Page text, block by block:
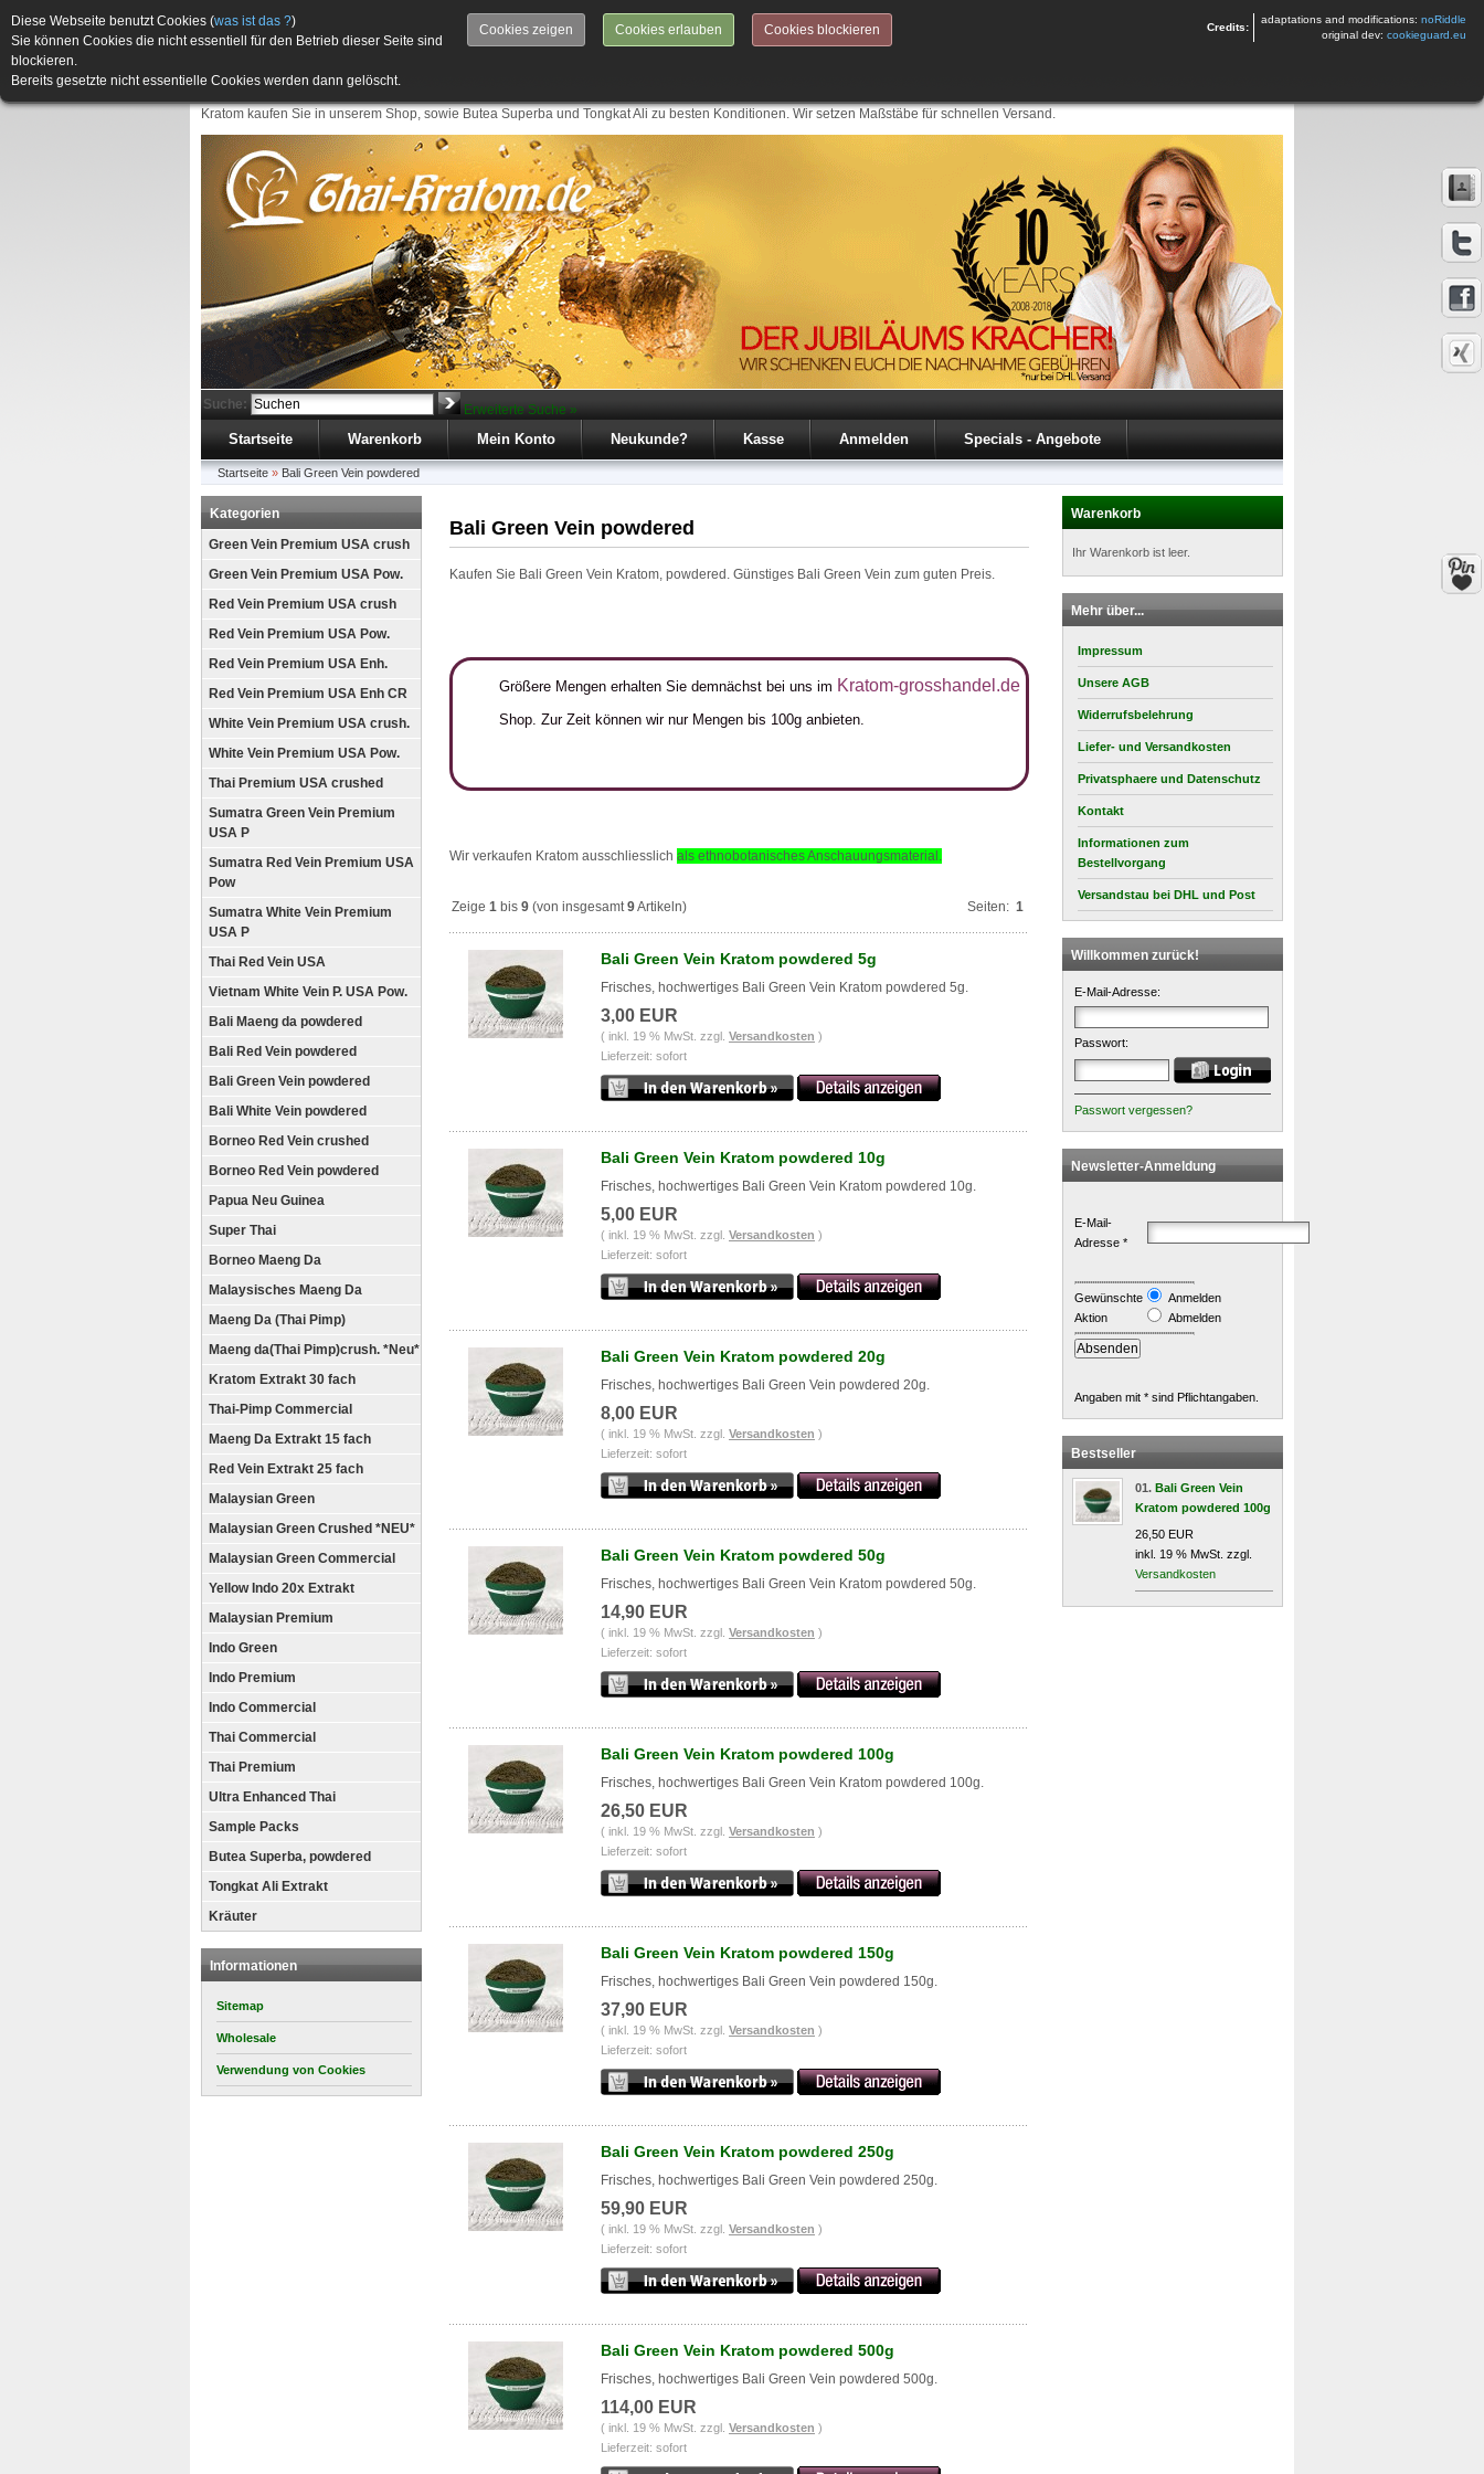
Credits:
adaptations and modifications: noRiddle
original dev: cookieguard.eu
Diese Webseite benutzt Cookies (was ist das ?)
Sie können Cookies die nicht essentiell für den Betrieb dieser Seite sind
blockieren.
Bereits gesetzte nicht essentielle Cookies werden dann gelöscht.
Cookies zeigen Cookies erlauben Cookies blockieren
Kratom kaufen Sie in unserem Shop, sowie Butea Superba und Tongkat Ali zu besten Konditionen. Wir setzen Maßstäbe für schnellen Versand.
Suche: Erweiterte Suche »
Startseite Warenkorb Mein Konto Neukunde? Kasse Anmelden Specials - Angebote
Startseite » Bali Green Vein powdered
Kategorien
Green Vein Premium USA crush
Green Vein Premium USA Pow.
Red Vein Premium USA crush
Red Vein Premium USA Pow.
Red Vein Premium USA Enh.
Red Vein Premium USA Enh CR
White Vein Premium USA crush.
White Vein Premium USA Pow.
Thai Premium USA crushed
Sumatra Green Vein Premium
USA P
Sumatra Red Vein Premium USA
Pow
Sumatra White Vein Premium
USA P
Thai Red Vein USA
Vietnam White Vein P. USA Pow.
Bali Maeng da powdered
Bali Red Vein powdered
Bali Green Vein powdered
Bali White Vein powdered
Borneo Red Vein crushed
Borneo Red Vein powdered
Papua Neu Guinea
Super Thai
Borneo Maeng Da
Malaysisches Maeng Da
Maeng Da (Thai Pimp)
Maeng da(Thai Pimp)crush. *Neu*
Kratom Extrakt 30 fach
Thai-Pimp Commercial
Maeng Da Extrakt 15 fach
Red Vein Extrakt 25 fach
Malaysian Green
Malaysian Green Crushed *NEU*
Malaysian Green Commercial
Yellow Indo 20x Extrakt
Malaysian Premium
Indo Green
Indo Premium
Indo Commercial
Thai Commercial
Thai Premium
Ultra Enhanced Thai
Sample Packs
Butea Superba, powdered
Tongkat Ali Extrakt
Kräuter
Informationen
Sitemap
Wholesale
Verwendung von Cookies
Bali Green Vein powdered
Kaufen Sie Bali Green Vein Kratom, powdered . Günstiges Bali Green Vein zum guten Preis.
Größere Mengen erhalten Sie demnächst bei uns im Kratom-grosshandel.de
Shop. Zur Zeit können wir nur Mengen bis 100g anbieten.
Wir verkaufen Kratom ausschliesslich als ethnobotanisches Anschauungsmaterial .
Zeige 1 bis 9 (von insgesamt9Artikeln) Seiten: 1
Bali Green Vein Kratom powdered 5g
Frisches, hochwertiges Bali Green Vein Kratom powdered 5g.
3,00 EUR
( inkl. 19 % MwSt. zzgl. Versandkosten )
Lieferzeit: sofort
Bali Green Vein Kratom powdered 10g
Frisches, hochwertiges Bali Green Vein Kratom powdered 10g.
5,00 EUR
( inkl. 19 % MwSt. zzgl. Versandkosten )
Lieferzeit: sofort
Bali Green Vein Kratom powdered 20g
Frisches, hochwertiges Bali Green Vein powdered 20g.
8,00 EUR
( inkl. 19 % MwSt. zzgl. Versandkosten )
Lieferzeit: sofort
Bali Green Vein Kratom powdered 50g
Frisches, hochwertiges Bali Green Vein Kratom powdered 50g.
14,90 EUR
( inkl. 19 % MwSt. zzgl. Versandkosten )
Lieferzeit: sofort
Bali Green Vein Kratom powdered 100g
Frisches, hochwertiges Bali Green Vein Kratom powdered 100g.
26,50 EUR
( inkl. 19 % MwSt. zzgl. Versandkosten )
Lieferzeit: sofort
Bali Green Vein Kratom powdered 150g
Frisches, hochwertiges Bali Green Vein powdered 150g.
37,90 EUR
( inkl. 19 % MwSt. zzgl. Versandkosten )
Lieferzeit: sofort
Bali Green Vein Kratom powdered 250g
Frisches, hochwertiges Bali Green Vein powdered 250g.
59,90 EUR
( inkl. 19 % MwSt. zzgl. Versandkosten )
Lieferzeit: sofort
Bali Green Vein Kratom powdered 500g
Frisches, hochwertiges Bali Green Vein powdered 500g.
114,00 EUR
( inkl. 19 % MwSt. zzgl. Versandkosten )
Lieferzeit: sofort
Warenkorb
Ihr Warenkorb ist leer.
Mehr über...
Impressum
Unsere AGB
Widerrufsbelehrung
Liefer- und Versandkosten
Privatsphaere und Datenschutz
Kontakt
Informationen zum
Bestellvorgang
Versandstau bei DHL und Post
Willkommen zurück!
E-Mail-Adresse:
Passwort:
Passwort vergessen?
Newsletter-Anmeldung
E-Mail-
Adresse *
Gewünschte
Aktion
Anmelden
Abmelden
Angaben mit * sind Pflichtangaben.
Bestseller
01. Bali Green Vein
Kratom powdered 100g
26,50 EUR
inkl. 19 % MwSt. zzgl.
Versandkosten